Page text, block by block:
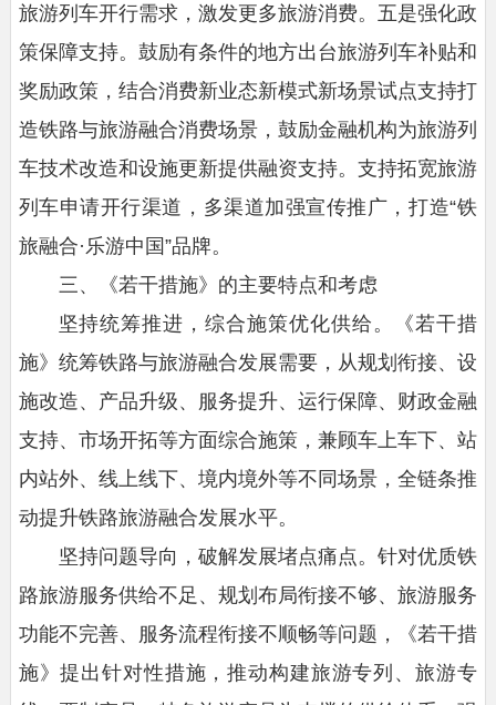
旅游列车开行需求，激发更多旅游消费。五是强化政
策保障支持。鼓励有条件的地方出台旅游列车补贴和
奖励政策，结合消费新业态新模式新场景试点支持打
造铁路与旅游融合消费场景，鼓励金融机构为旅游列
车技术改造和设施更新提供融资支持。支持拓宽旅游
列车申请开行渠道，多渠道加强宣传推广，打造“铁
旅融合·乐游中国”品牌。
三、《若干措施》的主要特点和考虑
坚持统筹推进，综合施策优化供给。《若干措
施》统筹铁路与旅游融合发展需要，从规划衔接、设
施改造、产品升级、服务提升、运行保障、财政金融
支持、市场开拓等方面综合施策，兼顾车上车下、站
内站外、线上线下、境内境外等不同场景，全链条推
动提升铁路旅游融合发展水平。
坚持问题导向，破解发展堵点痛点。针对优质铁
路旅游服务供给不足、规划布局衔接不够、旅游服务
功能不完善、服务流程衔接不顺畅等问题，《若干措
施》提出针对性措施，推动构建旅游专列、旅游专